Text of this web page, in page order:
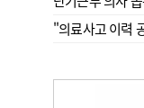
"의료사고 이력